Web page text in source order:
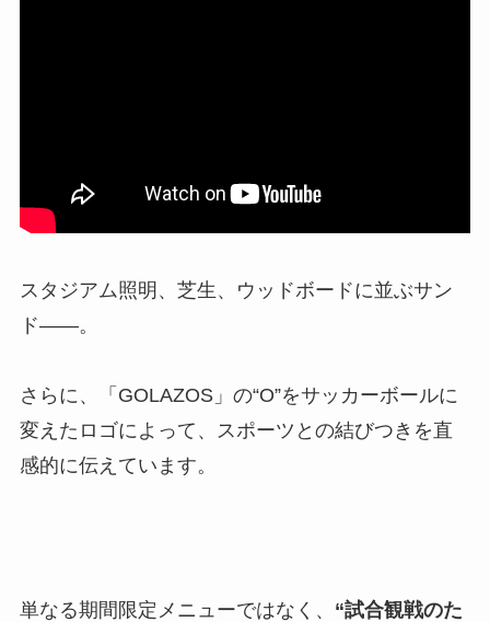
スタジアム照明、芝生、ウッドボードに並ぶサン
ド——。
さらに、「GOLAZOS」の“O”をサッカーボールに
変えたロゴによって、スポーツとの結びつきを直
感的に伝えています。
単なる期間限定メニューではなく、 “試合観戦のた